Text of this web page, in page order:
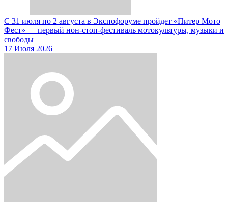
С 31 июля по 2 августа в Экспофоруме пройдет «Питер Мото
Фест» — первый нон-стоп-фестиваль мотокультуры, музыки и
свободы
17 Июля 2026